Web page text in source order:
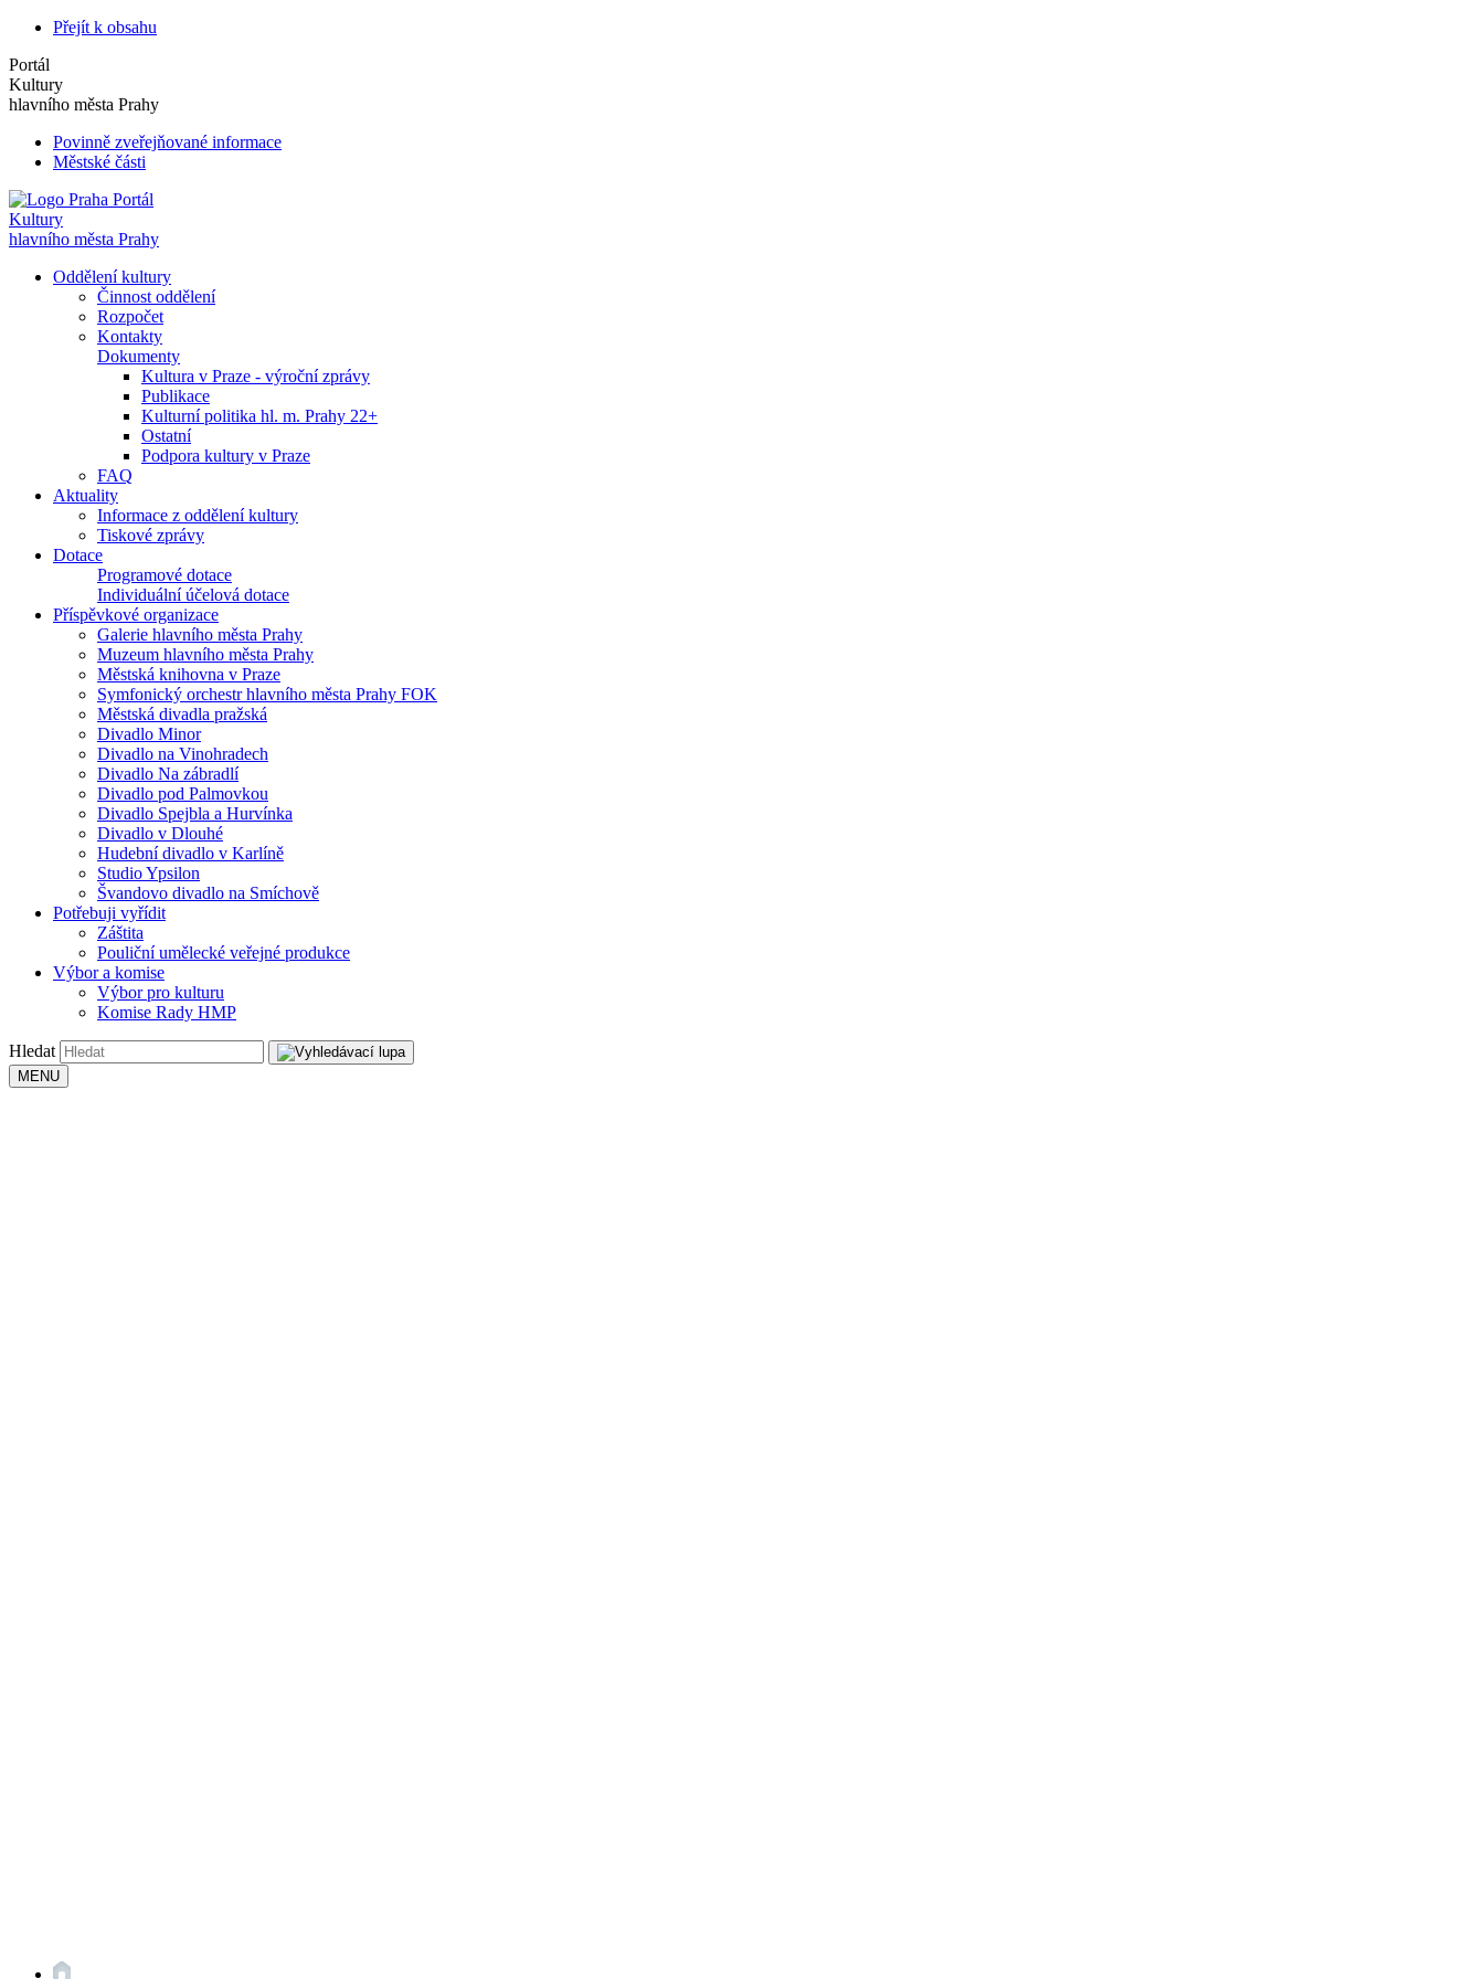
Přejít k obsahu
Portál
Kultury
hlavního města Prahy
Povinně zveřejňované informace
Městské části
Portál
Kultury
hlavního města Prahy
Oddělení kultury
Činnost oddělení
Rozpočet
Kontakty
Dokumenty
Kultura v Praze - výroční zprávy
Publikace
Kulturní politika hl. m. Prahy 22+
Ostatní
Podpora kultury v Praze
FAQ
Aktuality
Informace z oddělení kultury
Tiskové zprávy
Dotace
Programové dotace
Individuální účelová dotace
Příspěvkové organizace
Galerie hlavního města Prahy
Muzeum hlavního města Prahy
Městská knihovna v Praze
Symfonický orchestr hlavního města Prahy FOK
Městská divadla pražská
Divadlo Minor
Divadlo na Vinohradech
Divadlo Na zábradlí
Divadlo pod Palmovkou
Divadlo Spejbla a Hurvínka
Divadlo v Dlouhé
Hudební divadlo v Karlíně
Studio Ypsilon
Švandovo divadlo na Smíchově
Potřebuji vyřídit
Záštita
Pouliční umělecké veřejné produkce
Výbor a komise
Výbor pro kulturu
Komise Rady HMP
Hledat
MENU